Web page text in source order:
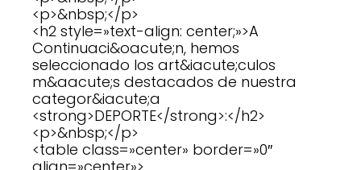
<p>&nbsp;</p>
<h2 style=»text-align: center;»>A
Continuaci&oacute;n, hemos
seleccionado los art&iacute;culos
m&aacute;s destacados de nuestra
categor&iacute;a
<strong>DEPORTE</strong>:</h2>
<p>&nbsp;</p>
<table class=»center» border=»0″